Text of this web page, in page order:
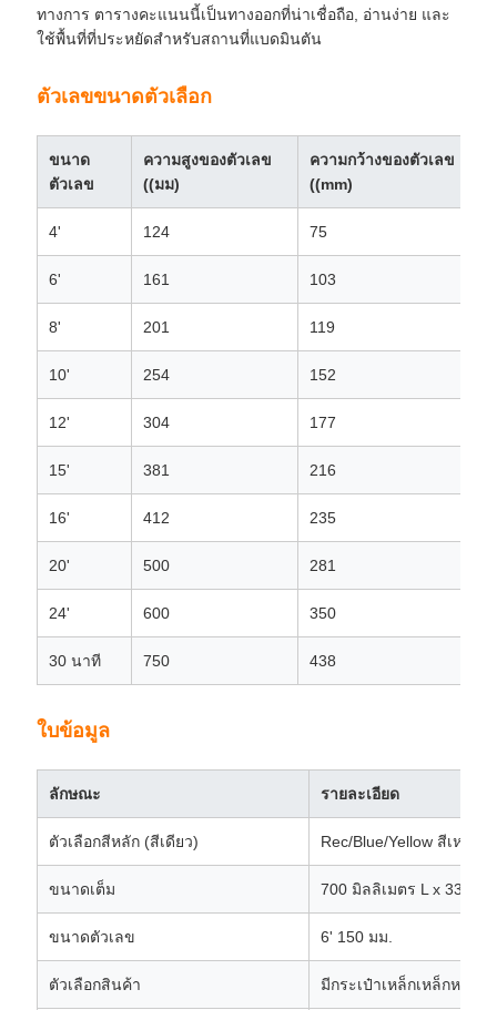
ทางการ ตารางคะแนนนี้เป็นทางออกที่น่าเชื่อถือ, อ่านง่าย และ
ใช้พื้นที่ที่ประหยัดสําหรับสถานที่แบดมินตัน
ตัวเลขขนาดตัวเลือก
ขนาด
ตัวเลข
ความสูงของตัวเลข
((มม)
ความกว้างของตัวเลข
((mm)
4' 124 75
6' 161 103
8' 201 119
10' 254 152
12' 304 177
15' 381 216
16' 412 235
20' 500 281
24' 600 350
30 นาที 750 438
ใบข้อมูล
ลักษณะ รายละเอียด
ตัวเลือกสีหลัก (สีเดียว) Rec/Blue/Yellow สีเหลือง
ขนาดเต็ม 700 มิลลิเมตร L x 330 มิ
ขนาดตัวเลข 6' 150 มม.
ตัวเลือกสินค้า มีกระเป๋าเหล็กเหล็กหรือส่